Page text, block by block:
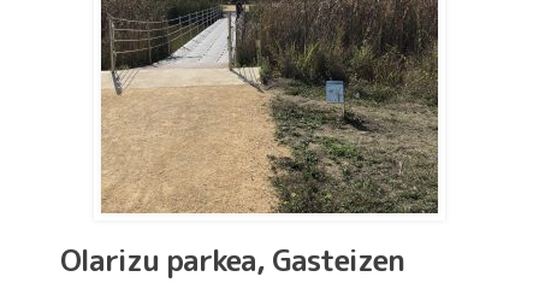
Olarizu parkea, Gasteizen